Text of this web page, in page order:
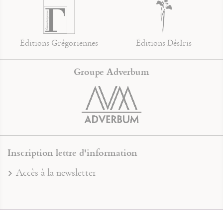
Éditions Grégoriennes Éditions DésIris
Groupe Adverbum
Inscription lettre d'information
Accès à la newsletter